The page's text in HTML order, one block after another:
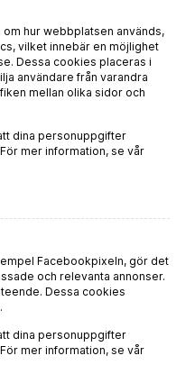
veganviner
hur webbplatsen används,
vilket innebär en möjlighet
Dessa cookies placeras i
användare från varandra
mellan olika sidor och
dina personuppgifter
mer information, se vår
Facebookpixeln, gör det
och relevanta annonser.
Dessa cookies
dina personuppgifter
mer information, se vår